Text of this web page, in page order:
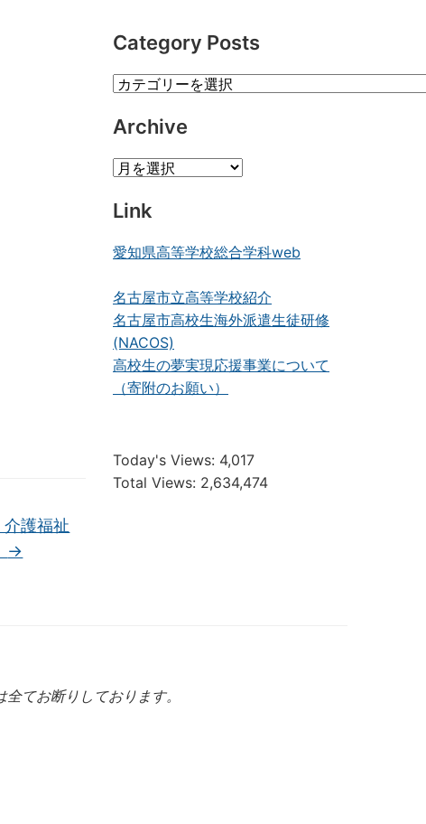
護福祉
→
Category Posts
Category
Archive
Archive
Link
愛知県高等学校総合学科web
名古屋市立高等学校紹介
名古屋市高校生海外派遣生徒研修
(NACOS)
高校生の夢実現応援事業について
（寄附のお願い）
Today's Views: 4,017
Total Views: 2,634,474
てお断りしております。